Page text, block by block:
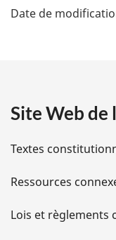
é
i
l
s
d
Date de
Site Web de
Textes
Ressources
Lois et règlements